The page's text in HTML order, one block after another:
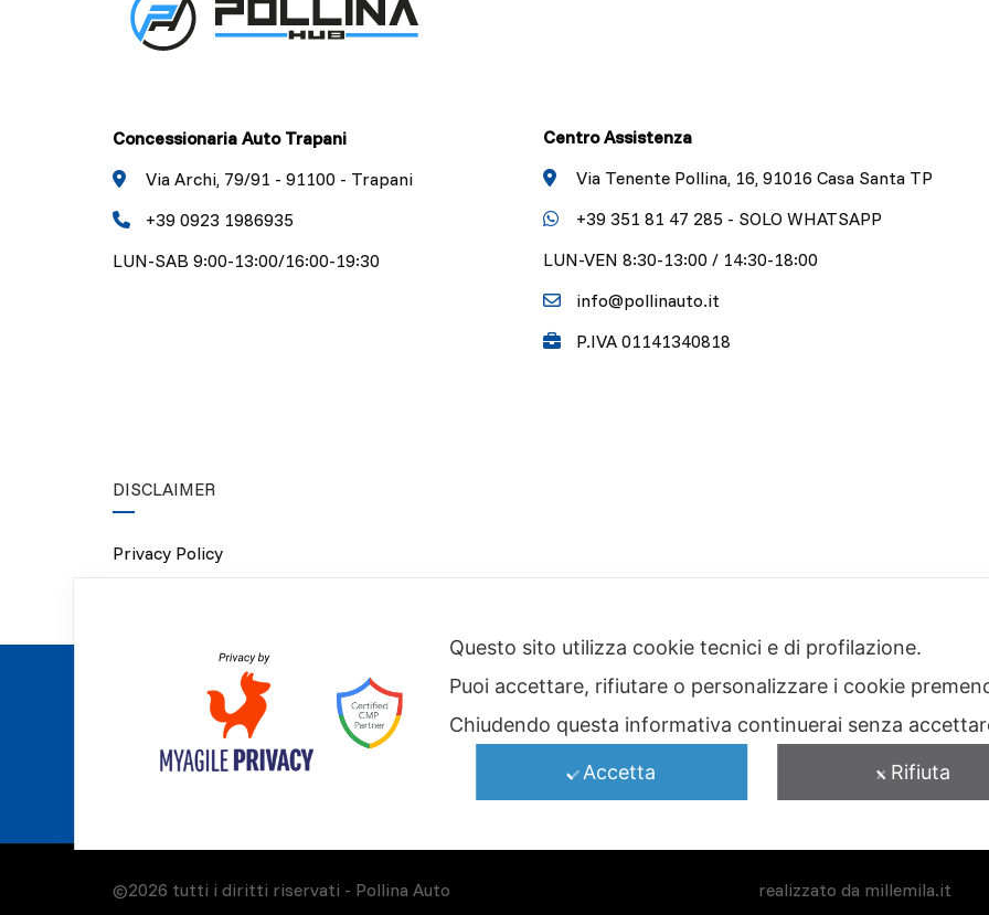
Concessionaria Auto Trapani
Via Archi, 79/91 - 91100 - Trapani
+39 0923 1986935
LUN-SAB 9:00-13:00/16:00-19:30
Centro Assistenza
Via Tenente Pollina, 16, 91016 Casa Santa TP
+39 351 81 47 285 - SOLO WHATSAPP
LUN-VEN 8:30-13:00 / 14:30-18:00
info@pollinauto.it
P.IVA 01141340818
DISCLAIMER
Privacy Policy
I NOSTRI MARCHI
©2026 tutti i diritti riservati - Pollina Auto realizzato da millemila.it
Questo sito utilizza cookie tecnici e di profilazione.
Puoi accettare, rifiutare o personalizzare i cookie
Chiudendo questa informativa continuerai senza
Accetta Rifiuta